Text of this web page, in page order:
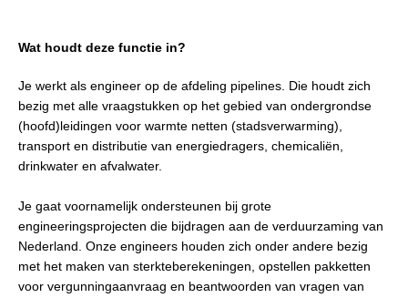
Wat houdt deze functie in?
Je werkt als engineer op de afdeling pipelines. Die houdt zich
bezig met alle vraagstukken op het gebied van ondergrondse
(hoofd)leidingen voor warmte netten (stadsverwarming),
transport en distributie van energiedragers, chemicaliën,
drinkwater en afvalwater.
Je gaat voornamelijk ondersteunen bij grote
engineeringsprojecten die bijdragen aan de verduurzaming van
Nederland. Onze engineers houden zich onder andere bezig
met het maken van sterkteberekeningen, opstellen pakketten
voor vergunningaanvraag en beantwoorden van vragen van